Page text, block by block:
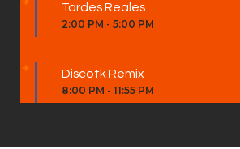
Tardes Reales
2:00 PM - 5:00 PM
Discotk Remix
8:00 PM - 11:55 PM